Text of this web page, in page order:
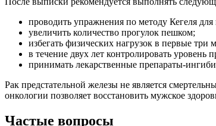
проводить упражнения по методу Кегеля
увеличить количество прогулок пешком;
избегать физических нагрузок в первые три
в течение двух лет контролировать уровень
принимать лекарственные препараты-
Рак предстательной железы не является
онкологии позволяет восстановить мужское
Частые вопросы